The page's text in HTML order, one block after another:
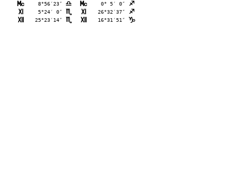
P 8°56′23″ A
Q 5°24′ 0″ B
R 25°23′14″ B
P 0° 5′ 0″ C
Q 26°32′37″ C
R 16°31′51″ D